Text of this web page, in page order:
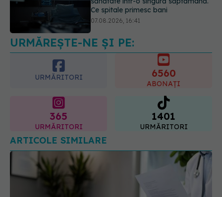
despre vârsta pe care o ai. Care
este "codul cromatic" al generațiilor
URMĂREȘTE-NE ȘI PE:
URMĂRITORI 6560
ABONAȚI
365
URMĂRITORI
1401
URMĂRITORI
ARTICOLE SIMILARE